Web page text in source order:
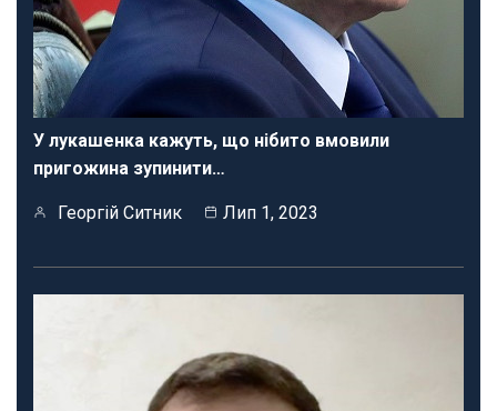
У лукашенка кажуть, що нібито вмовили
пригожина зупинити…
Георгій Ситник Лип 1, 2023